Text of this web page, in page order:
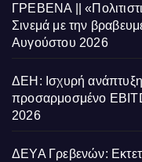
ΓΡΕΒΕΝΑ ||
Σινεμά με την
Αυγούστου 2026
ΔΕΗ: Ισχυρή
προσαρμοσμένο
2026
ΔΕΥΑ Γρεβενών: